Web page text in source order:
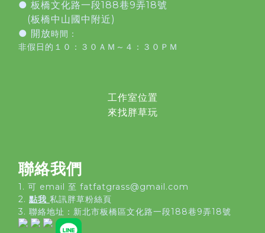
● 板橋文化路一段188巷9弄18號
(板橋中山國中附近)
● 開放時間：
非假日的１０：３０ＡＭ～４：３０ＰＭ
工作室位置
來找胖草玩
聯絡我們
1. 可 email 至 fatfatgrass@gmail.com
2. 點我 私訊胖草粉絲頁
3. 聯絡地址： 新北市板橋區文化路一段188巷9弄18號